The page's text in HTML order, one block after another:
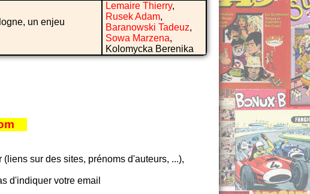
un enjeu
Lemaire Thierry,
Rusek Adam,
Baranowski Tadeuz,
Sowa Marzena,
Kolomycka Berenika
sur des sites, prénoms d'auteurs, ...),
d'indiquer votre email